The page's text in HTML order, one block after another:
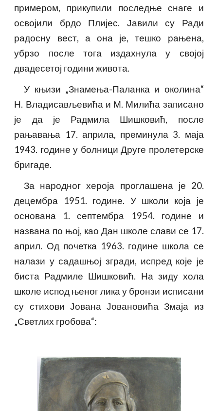
примером, прикупили последње снаге и
освојили брдо Плијес. Јавили су Ради
радосну вест, а она је, тешко рањена,
убрзо после тога издахнула у својој
двадесетој години живота.
У књизи „Знамења-Паланка и околина“
Н. Владисављевића и М. Милића записано
је да је Радмила Шишковић, после
рањавања 17. априла, преминула 3. маја
1943. године у болници Друге пролетерске
бригаде.
За народног хероја проглашена је 20.
децембра 1951. године. У школи која је
основана 1. септембра 1954. године и
названа по њој, као Дан школе слави се 17.
април. Од почетка 1963. године школа се
налази у садашњој згради, испред које је
биста Радмиле Шишковић. На зиду хола
школе испод њеног лика у бронзи исписани
су стихови Јована Јовановића Змаја из
„Светлих гробова“: